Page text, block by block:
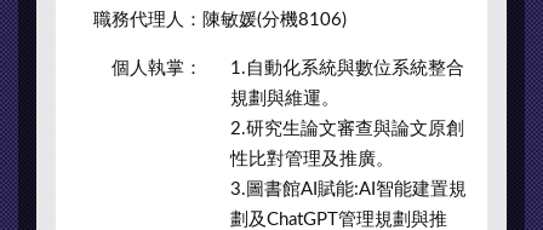
職務代理人： 陳敏媛(分機8106)
個人執掌：
1.自動化系統與數位系統整合
規劃與維運。
2.研究生論文審查與論文原創
性比對管理及推廣。
3.圖書館AI賦能:AI智能建置規
劃及ChatGPT管理規劃與推